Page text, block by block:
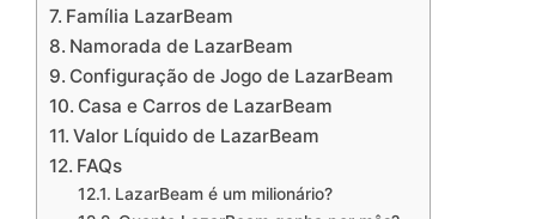
Família LazarBeam
Namorada de LazarBeam
Configuração de Jogo de LazarBeam
Casa e Carros de LazarBeam
Valor Líquido de LazarBeam
FAQs
LazarBeam é um milionário?